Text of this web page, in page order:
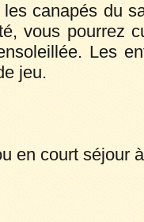
canapés du
vous pourrez
Les
jeu.
en court séjour